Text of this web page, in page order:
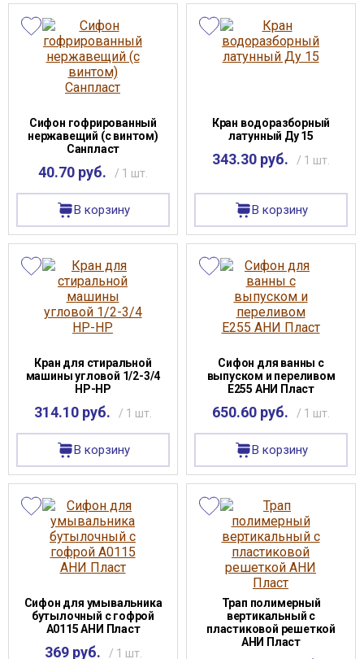
Сифон гофрированный
нержавещий (с винтом)
Санпласт
40.70 руб. / 1 шт.
В корзину
Кран водоразборный
латунный Ду 15
343.30 руб. / 1 шт.
В корзину
Кран для стиральной
машины угловой 1/2-3/4
НР-НР
314.10 руб. / 1 шт.
В корзину
Сифон для ванны с
выпуском и переливом
Е255 АНИ Пласт
650.60 руб. / 1 шт.
В корзину
Сифон для умывальника
бутылочный с гофрой
А0115 АНИ Пласт
369 руб. / 1 шт.
Трап полимерный
вертикальный с
пластиковой решеткой
АНИ Пласт